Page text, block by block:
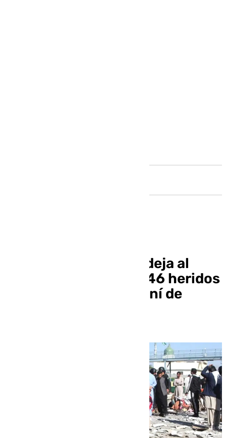
Un atentado suicida deja al
menos 24 muertos y 46 heridos
en la ciudad paquistaní de